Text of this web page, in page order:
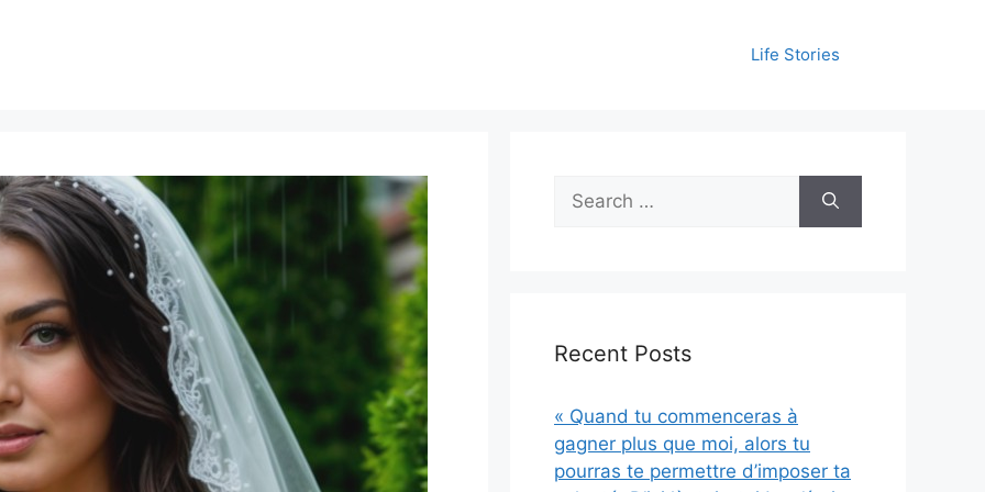
Life Stories
Search
for:
Recent Posts
« Quand tu commenceras à
gagner plus que moi, alors tu
pourras te permettre d’imposer ta